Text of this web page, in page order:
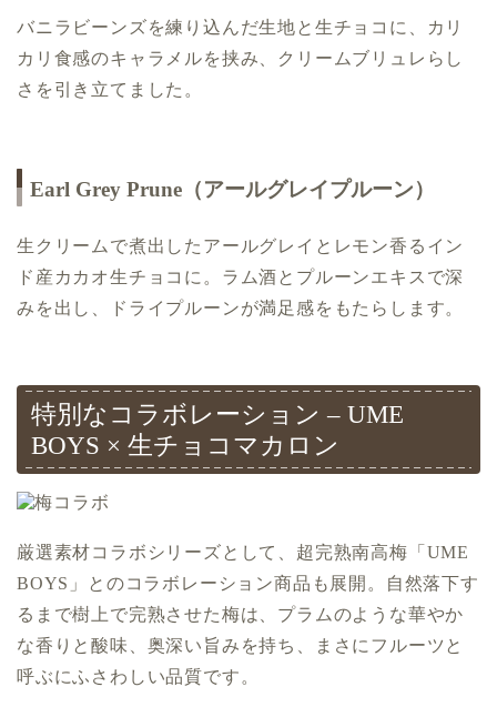
バニラビーンズを練り込んだ生地と生チョコに、カリ
カリ食感のキャラメルを挟み、クリームブリュレらし
さを引き立てました。
Earl Grey Prune（アールグレイプルーン）
生クリームで煮出したアールグレイとレモン香るイン
ド産カカオ生チョコに。ラム酒とプルーンエキスで深
みを出し、ドライプルーンが満足感をもたらします。
特別なコラボレーション – UME
BOYS × 生チョコマカロン
厳選素材コラボシリーズとして、超完熟南高梅「UME
BOYS」とのコラボレーション商品も展開。自然落下す
るまで樹上で完熟させた梅は、プラムのような華やか
な香りと酸味、奥深い旨みを持ち、まさにフルーツと
呼ぶにふさわしい品質です。